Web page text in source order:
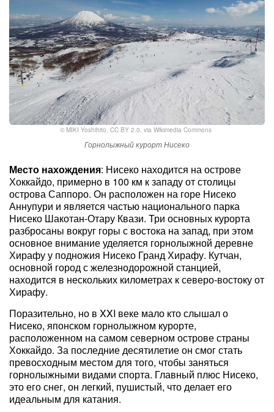
© MIKI Yoshihito CC BY 2.0 , via Wikimedia Commons
Горнолыжный курорт Нисеко
Место нахождения: Нисеко находится на острове
Хоккайдо, примерно в 100 км к западу от столицы
острова Саппоро. Он расположен на горе Нисеко
Аннупури и является частью национального парка
Нисеко Шакотан-Отару Квази. Три основных курорта
разбросаны вокруг горы с востока на запад, при этом
основное внимание уделяется горнолыжной деревне
Хирафу у подножия Нисеко Гранд Хирафу. Кутчан,
основной город с железнодорожной станцией,
находится в нескольких километрах к северо-востоку от
Хирафу.
Поразительно, но в XXI веке мало кто слышал о
Нисеко, японском горнолыжном курорте,
расположенном на самом северном острове страны
Хоккайдо. За последние десятилетие он смог стать
превосходным местом для того, чтобы заняться
горнолыжными видами спорта. Главный плюс Нисеко,
это его снег, он легкий, пушистый, что делает его
идеальным для катания.